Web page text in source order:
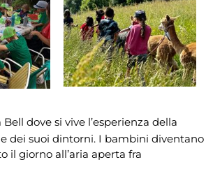
dove si vive l’esperienza della
dei suoi dintorni. I bambini diventano
il giorno all’aria aperta fra